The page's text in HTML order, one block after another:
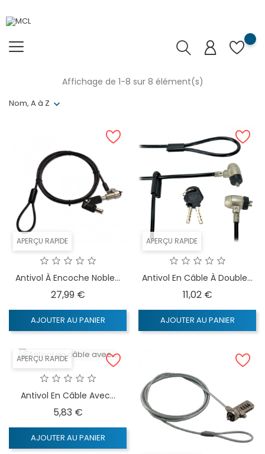
Nom, A à Z
Affichage de 1-8 sur 8 élément(s)
APERÇU RAPIDE
Antivol À Encoche Noble...
27,99 €Prix
AJOUTER AU PANIER
APERÇU RAPIDE
Antivol En Câble À Double...
11,02 €Prix
AJOUTER AU PANIER
APERÇU RAPIDE
Antivol En Câble Avec...
5,83 €Prix
AJOUTER AU PANIER